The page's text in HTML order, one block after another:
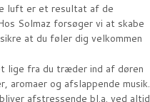
luft er et resultat af de
Solmaz forsøger vi at skabe
at du føler dig velkommen
lige fra du træder ind af døren
aromaer og afslappende musik.
afstressende bl.a. ved altid